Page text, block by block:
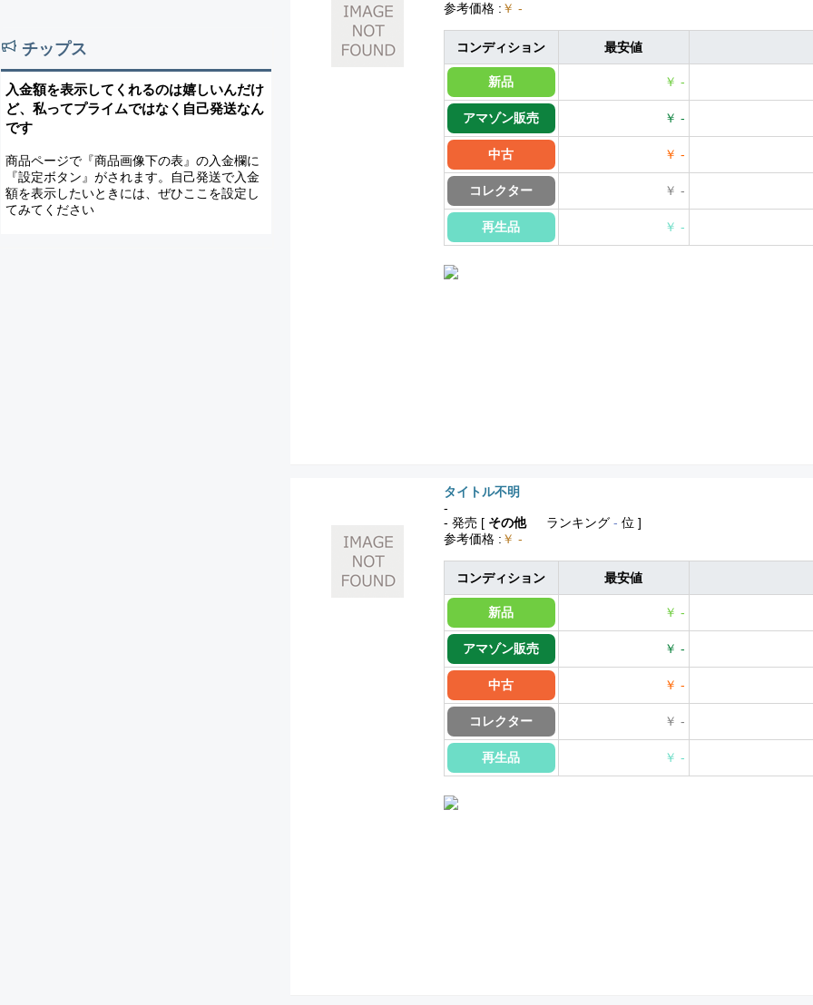
参考価格 : ￥ -
コンディション 最安値
新品 ￥ -
アマゾン販売 ￥ -
中古 ￥ -
コレクター ￥ -
再生品 ￥ -
タイトル不明
-
- 発売 [ その他 ランキング - 位 ]
参考価格 : ￥ -
コンディション 最安値
新品 ￥ -
アマゾン販売 ￥ -
中古 ￥ -
コレクター ￥ -
再生品 ￥ -
チップス
入金額を表示してくれるのは嬉しいんだけ
ど、私ってプライムではなく自己発送なん
です
商品ページで『商品画像下の表』の入金欄に
『設定ボタン』がされます。自己発送で入金
額を表示したいときには、ぜひここを設定し
てみてください